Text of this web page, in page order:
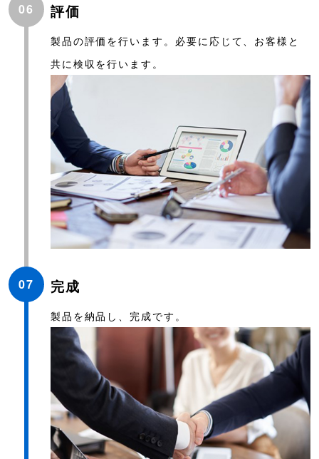
06 評価
製品の評価を行います。必要に応じて、お客様と
共に検収を行います。
07 完成
製品を納品し、完成です。